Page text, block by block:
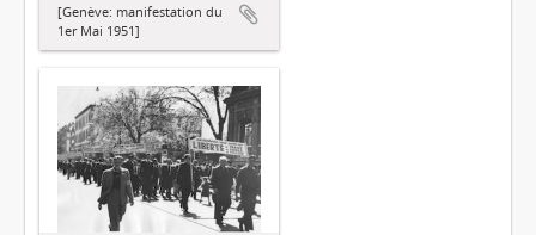
[Genève: manifestation du
1er Mai 1951]